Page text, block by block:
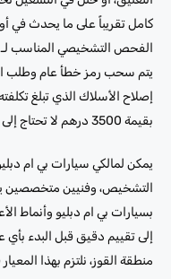
كامل تقريباً على ما يحدث في
يتم سحب رمز خطأ عام وطلب
بقيمة 3500 درهم لا تحتاج إلى استبدال.
يمكن لمالكي سيارات بي ام
بسيارات بي ام دبليو وأنماط
إلى تقييم دقيق قبل البدء بأي
منطقة القوز، نلتزم بهذا